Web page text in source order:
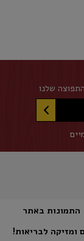
שלנו
שטרם מלאו לו 18 שנים | התמונות באתר
ומזיקה לבריאות!